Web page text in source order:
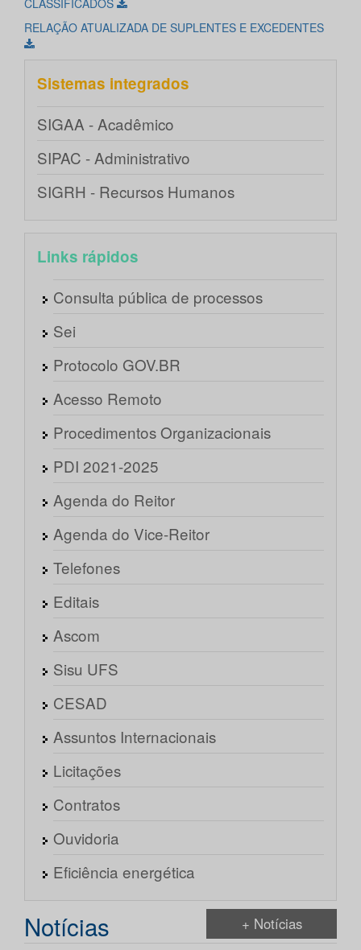
CLASSIFICADOS
RELAÇÃO ATUALIZADA DE SUPLENTES E EXCEDENTES
Sistemas integrados
SIGAA - Acadêmico
SIPAC - Administrativo
SIGRH - Recursos Humanos
Links rápidos
Consulta pública de processos
Sei
Protocolo GOV.BR
Acesso Remoto
Procedimentos Organizacionais
PDI 2021-2025
Agenda do Reitor
Agenda do Vice-Reitor
Telefones
Editais
Ascom
Sisu UFS
CESAD
Assuntos Internacionais
Licitações
Contratos
Ouvidoria
Eficiência energética
Notícias + Notícias